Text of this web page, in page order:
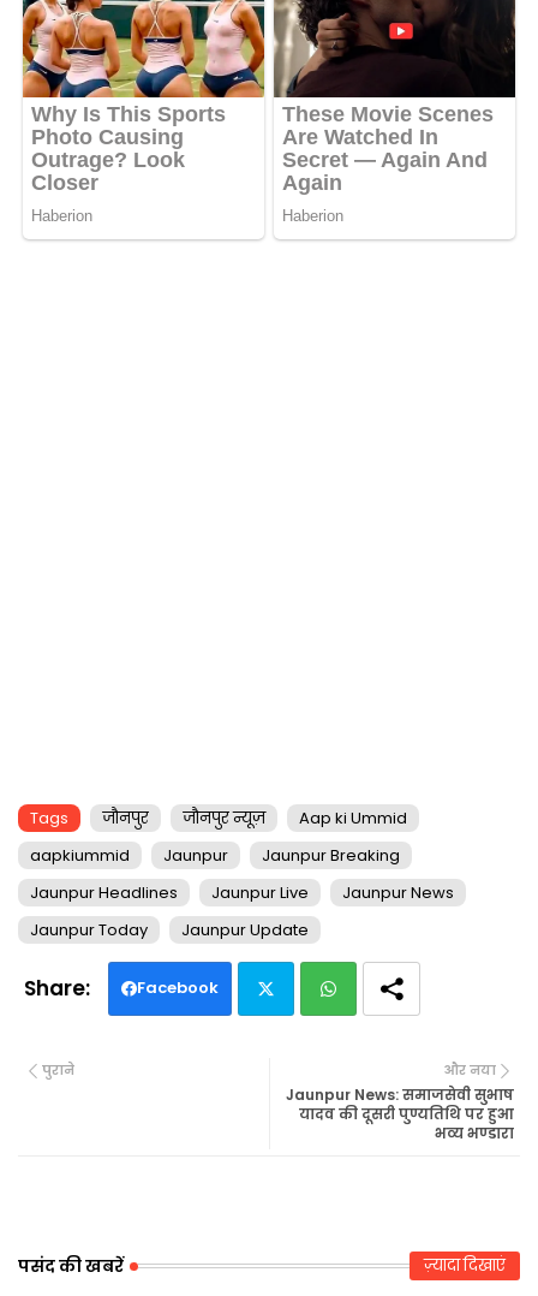
Tags जौनपुर जौनपुर न्यूज़
Aap ki Ummid
aapkiummid
Jaunpur
Jaunpur Breaking
Jaunpur Headlines
Jaunpur Live
Jaunpur News
Jaunpur Today
Jaunpur Update
Facebook
ats
और नया
Jaunpur News: समाजसेवी सुभाष
यादव की दूसरी पुण्यतिथि पर हुआ
भव्य भण्डारा
पुराने
पसंद की खबरें ज़्यादा दिखाएं